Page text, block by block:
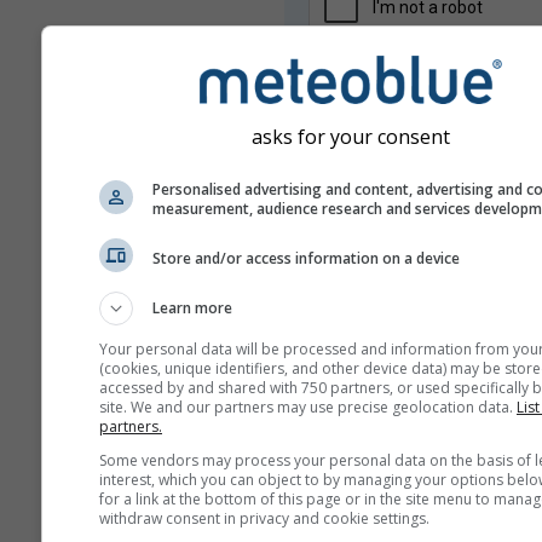
адресу третім сторонам, як
умовами
. Ваша електронна
може використовуватися з
сервісами meteoblue.
Більше погодних даних
asks for your consent
Personalised advertising and content, advertising and
measurement, audience research and services
Store and/or access information on a device
Learn more
Your personal data will be processed and information from
(cookies, unique identifiers, and other device data) may be
accessed by and shared with 750 partners, or used specifically
site. We and our partners may use precise geolocation data.
partners.
Some vendors may process your personal data on the basis of
interest, which you can object to by managing your options
for a link at the bottom of this page or in the site menu to
withdraw consent in privacy and cookie settings.